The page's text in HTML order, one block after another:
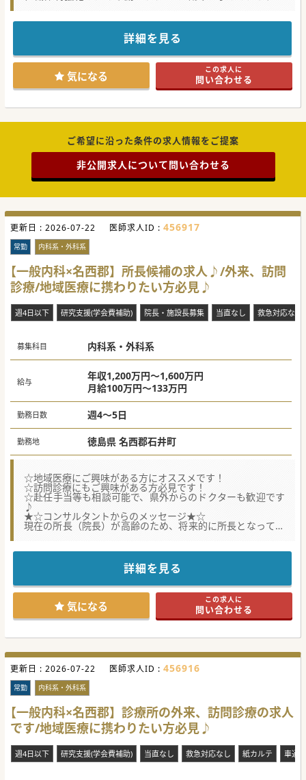
す。
うな地域の医療にご興味があるドクターですと大歓迎です♪
詳細を見る
気になる この求人に
問い合わせる
ご希望に沿った条件の求人情報をご提案
非公開求人について問い合わせる
更新日 : 2026-07-22 医師求人ID : 456917
常勤 内科系・外科系
【一般内科×名西郡】所長候補の求人♪/外来、訪問
診療/地域医療に携わりたい方必見♪
週4日以下 研究支援(学会費補助) 院長・施設長募集 当直なし 救急対応なし
募集科目 内科系・外科系
給与
年収1,200万円～1,600万円
月給100万円～133万円
勤務日数 週4～5日
勤務地 徳島県 名西郡石井町
☆地域医療にご興味がある方にオススメです！
☆訪問診療にもご興味がある方必見です！
☆赴任手当等も相談可能で、県外からのドクターも歓迎です
♪
★☆コンサルタントからのメッセージ★☆
現在の所長（院長）が高齢のため、将来的に所長となってい
ただけるドクターを募集しております。
れる医療機関です♪
詳細を見る
気になる この求人に
問い合わせる
更新日 : 2026-07-22 医師求人ID : 456916
常勤 内科系・外科系
【一般内科×名西郡】診療所の外来、訪問診療の求人
です/地域医療に携わりたい方必見♪
週4日以下 研究支援(学会費補助) 当直なし 救急対応なし 紙カルテ 車通